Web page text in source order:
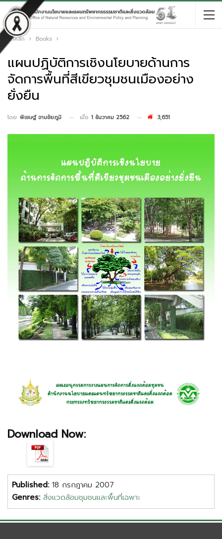
หน้าหลัก Books
แผนปฏิบัติการเชิงนโยบายด้านการ
จัดการพื้นที่สีเขียวชุมชนเมืองอย่าง
ยั่งยืน
โดย พิเชษฐ์ จานชัยภูมิ เมื่อ 1 ธันวาคม 2562 3,651
Download Now:
Published: 18 กรกฎาคม 2007
Genres: สิ่งแวดล้อมชุมชนและพื้นที่เฉพาะ